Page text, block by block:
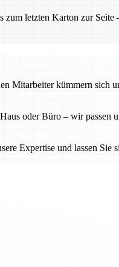
letzten Karton zur
Mitarbeiter kümmern sich
oder Büro – wir passen
Expertise und lassen Sie